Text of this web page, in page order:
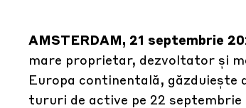
AMSTERDAM, 21 septembrie
mare proprietar, dezvoltator și
Europa continentală,
tururi de active pe 22 septembrie